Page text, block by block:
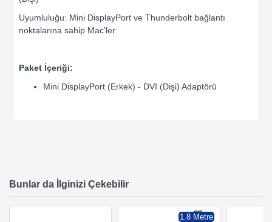
Uyumluluğu: Mini DisplayPort ve Thunderbolt bağlantı
noktalarına sahip Mac'ler
Paket İçeriği:
Mini DisplayPort (Erkek) - DVI (Dişi) Adaptörü
Bunlar da İlginizi Çekebilir
1.8 Metre